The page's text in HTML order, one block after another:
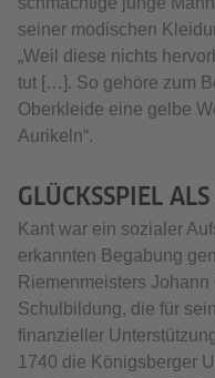
seiner modischen
„Weil diese nichts
tut […]. So gehöre zum
Oberkleide eine gelbe
Aurikeln“.
GLÜCKSSPIEL
Kant war ein sozialer
erkannten Begabung
Riemenmeisters
Schulbildung, die für
finanzieller
1740 die Königsberger